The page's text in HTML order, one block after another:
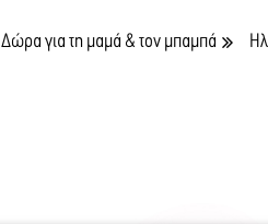
Δώρα για τη μαμά & τον μπαμπά